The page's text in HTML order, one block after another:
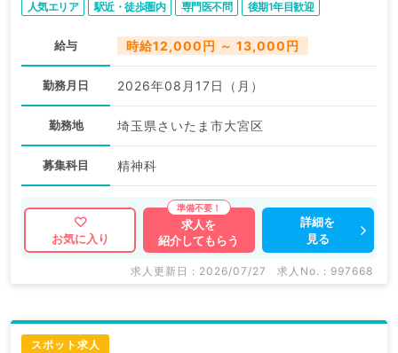
人気エリア 駅近・徒歩圏内 専門医不問 後期1年目歓迎
給与 時給12,000円 ～ 13,000円
勤務月日 2026年08月17日（月）
勤務地 埼玉県さいたま市大宮区
募集科目 精神科
お気に入り
求人を
紹介してもらう
詳細を
見る
求人更新日 : 2026/07/27 求人No. : 997668
スポット求人